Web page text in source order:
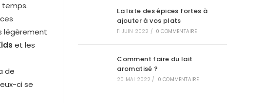
temps.
légèrement
et les
de
ci se
La liste des épices fortes à
ajouter à vos plats
11 JUIN 2022 / 0 COMMENTAIRE
Comment faire du lait
aromatisé ?
20 MAI 2022 / 0 COMMENTAIRE